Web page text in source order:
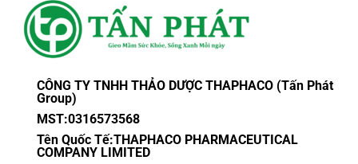
CÔNG TY TNHH THẢO DƯỢC THAPHACO (Tấn Phát
Group)
MST:0316573568
Tên Quốc Tế:THAPHACO PHARMACEUTICAL
COMPANY LIMITED